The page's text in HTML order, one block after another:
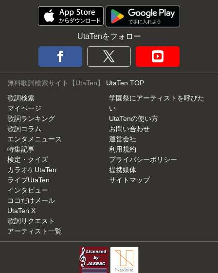
UtaTenをフォロー
無料歌詞検索サイト【UtaTen】 UtaTen TOP
歌詞検索
マイページ
歌詞ランキング
歌詞コラム
エンタメニュース
特集記事
検定・クイズ
カラオケUtaTen
ライブUtaTen
インタビュー
ココだけメール
UtaTen X
歌詞リクエスト
アーティスト一覧
学園祭にアーティストを呼びた
い
UtaTenの使い方
お問い合わせ
運営会社
利用規約
プライバシーポリシー
提携媒体
サイトマップ